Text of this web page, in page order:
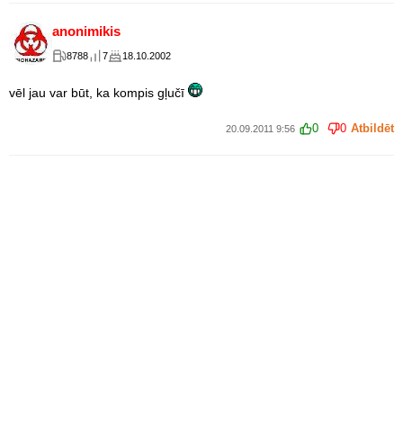
anonimikis
8788 7 18.10.2002
vēl jau var būt, ka kompis gļučī
20.09.2011 9:56 0 0 Atbildēt